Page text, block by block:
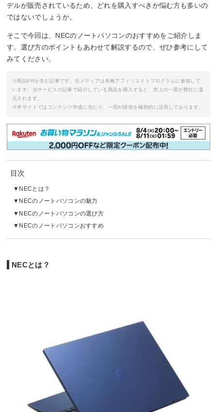
デルが販売されているため、どれを購入すべきか悩む方も多いの
ではないでしょうか。
そこで今回は、NECのノートパソコンのおすすめをご紹介しま
す。選び方のポイントもあわせて解説するので、ぜひ参考にして
みてください。
※商品PRを含む記事です。当メディアは各種アフィリエイトプログラムに参加して
います。当サービスの記事で紹介している商品を購入すると、売上の一部が弊社に還
元されます。
※本サイトではコンテンツ作成に当たり、一部AI技術を補助的に活用しております。
目次
NECとは？
NECのノートパソコンの魅力
NECのノートパソコンの選び方
NECのノートパソコンおすすめ
NECとは？